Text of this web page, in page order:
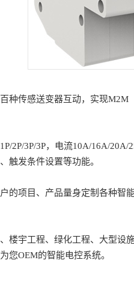
种传感送变器互动，实现
2P/3P/3P，电流10A/16A/
触发条件设置等功能。
的项目、产品量身定制各种智
楼宇工程、绿化工程、大型设
您OEM的智能电控系统。